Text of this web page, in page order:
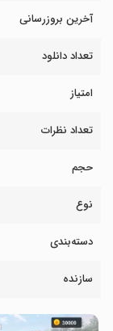
آخرین بروزرسانی
تعداد دانلود
امتیاز
تعداد نظرات
حجم
نوع
دسته‌بندی
سازنده